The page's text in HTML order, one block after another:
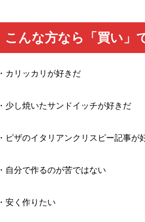
こんな方なら「買い」
・カリッカリが好きだ
・少し焼いたサンドイッチが好きだ
・ピザのイタリアンクリスピー記事が
・自分で作るのが苦ではない
・安く作りたい